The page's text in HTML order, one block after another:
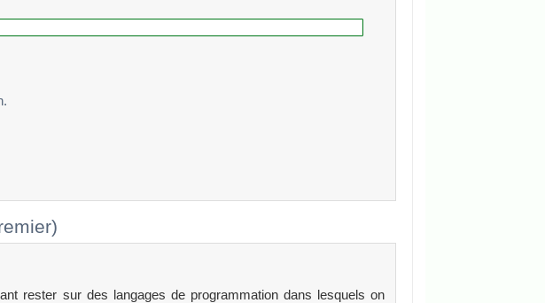
rester sur des langages de programmation dans lesquels on